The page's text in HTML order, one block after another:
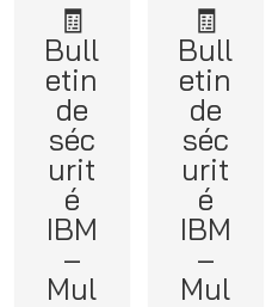
🧾
Bull
etin
de
séc
urit
é
IBM
–
Mul
🧾
Bull
etin
de
séc
urit
é
IBM
–
Mul